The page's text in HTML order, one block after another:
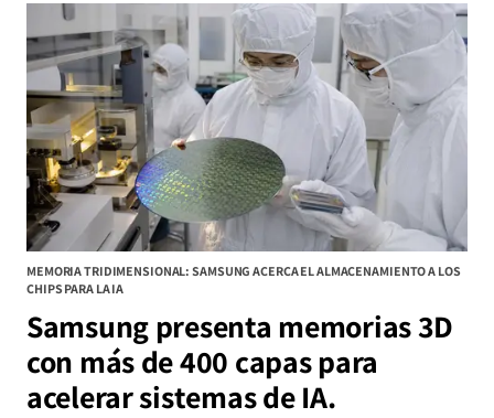
MEMORIA TRIDIMENSIONAL: SAMSUNG ACERCA EL ALMACENAMIENTO A LOS
CHIPS PARA LA IA
Samsung presenta memorias 3D
con más de 400 capas para
acelerar sistemas de IA.